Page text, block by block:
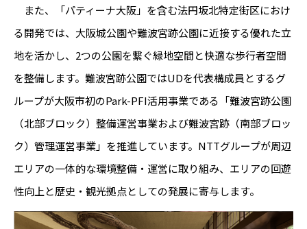
また、「パティーナ大阪」を含む法円坂北特定街区におけ
る開発では、大阪城公園や難波宮跡公園に近接する優れた立
地を活かし、2つの公園を繋ぐ緑地空間と快適な歩行者空間
を整備します。難波宮跡公園ではUDを代表構成員とするグ
ループが大阪市初のPark-PFI活用事業である「難波宮跡公園
（北部ブロック）整備運営事業および難波宮跡（南部ブロッ
ク）管理運営事業」を推進しています。NTTグループが周辺
エリアの一体的な環境整備・運営に取り組み、エリアの回遊
性向上と歴史・観光拠点としての発展に寄与します。